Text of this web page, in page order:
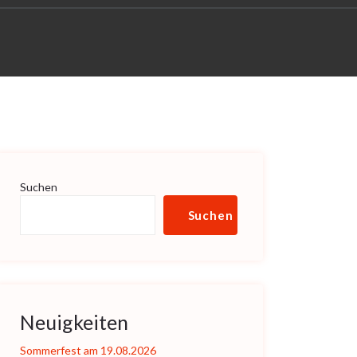
Suchen
Suchen
Neuigkeiten
Sommerfest am 19.08.2026